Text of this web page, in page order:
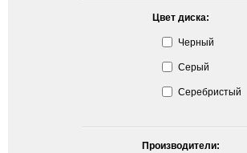
Цвет диска:
Черный
Серый
Серебристый
Производители: